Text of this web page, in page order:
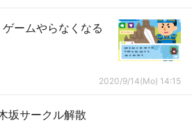
ームやらなくなる
2020/9/14(Mo) 14:15
坂サークル解散